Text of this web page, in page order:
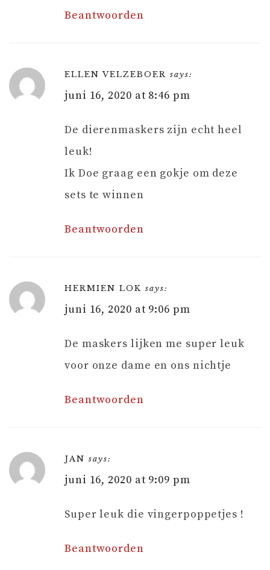
Beantwoorden
ELLEN VELZEBOER says:
juni 16, 2020 at 8:46 pm
De dierenmaskers zijn echt heel
leuk!
Ik Doe graag een gokje om deze
sets te winnen
Beantwoorden
HERMIEN LOK says:
juni 16, 2020 at 9:06 pm
De maskers lijken me super leuk
voor onze dame en ons nichtje
Beantwoorden
JAN says:
juni 16, 2020 at 9:09 pm
Super leuk die vingerpoppetjes !
Beantwoorden